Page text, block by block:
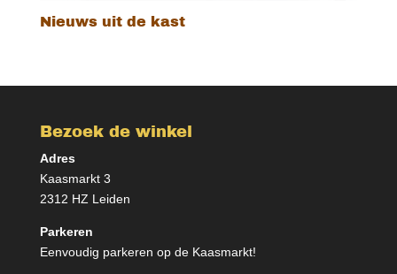
Nieuws uit de kast
Bezoek de winkel
Adres
Kaasmarkt 3
2312 HZ Leiden
Parkeren
Eenvoudig parkeren op de Kaasmarkt!